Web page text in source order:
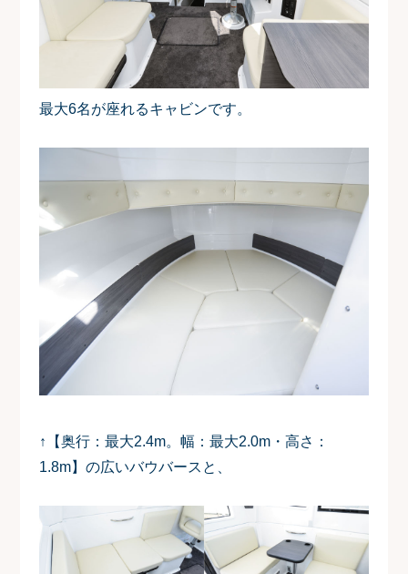
最大6名が座れるキャビンです。
↑【奥行：最大2.4m。幅：最大2.0m・高さ：
1.8m】の広いバウバースと、